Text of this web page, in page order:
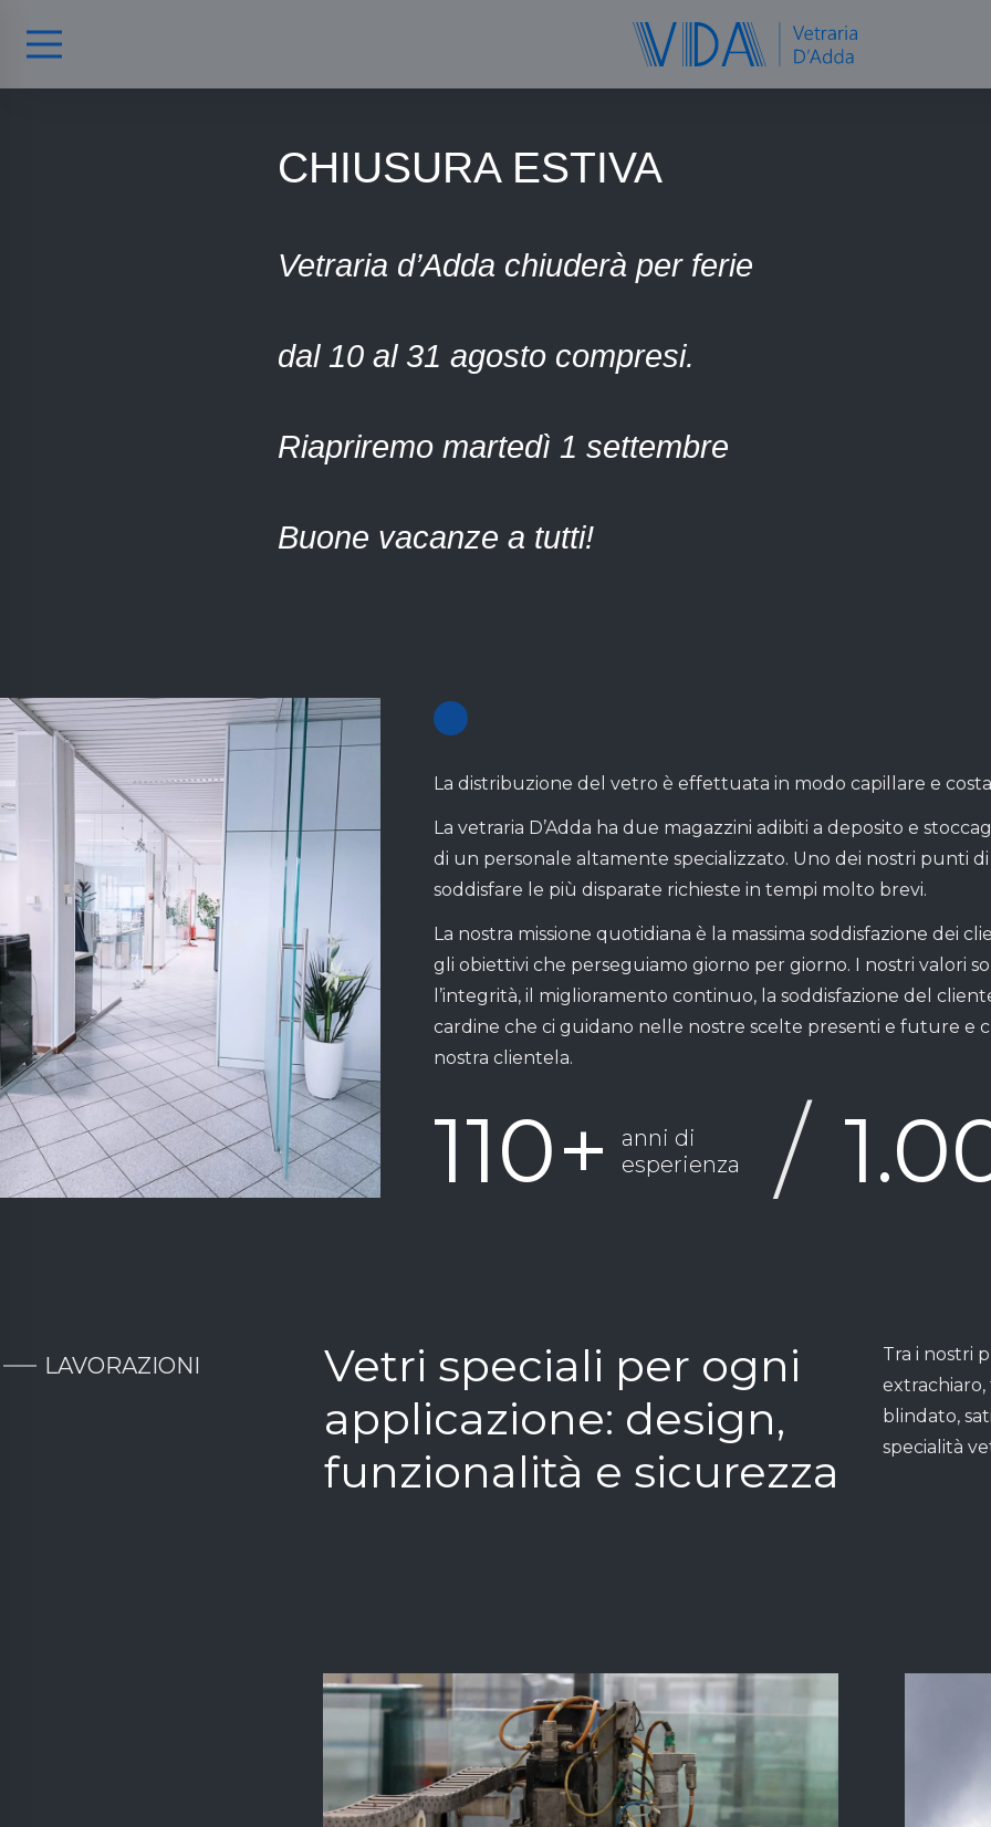
CHIUSURA ESTIVA
Vetraria d’Adda chiuderà per ferie
dal 10 al 31 agosto compresi.
Riapriremo martedì 1 settembre
Buone vacanze a tutti!
La distribuzione del vetro è effettuata in modo capillare e
La vetraria D’Adda ha due magazzini adibiti a deposito e
di un personale altamente specializzato. Uno dei nostri punti
soddisfare le più disparate richieste in tempi molto brevi.
La nostra missione quotidiana è la massima soddisfazione dei
gli obiettivi che perseguiamo giorno per giorno. I nostri valori
l’integrità, il miglioramento continuo, la soddisfazione del
cardine che ci guidano nelle nostre scelte presenti e future e
nostra clientela.
110+
anni di
esperienza
/
LAVORAZIONI
Vetri speciali per ogni
applicazione: design,
funzionalità e sicurezza
Tra i nostri
blindato,
specialità